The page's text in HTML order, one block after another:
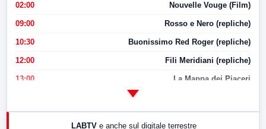
02:00 Nouvelle Vouge (Film)
09:00 Rosso e Nero (repliche)
10:30 Buonissimo Red Roger (repliche)
12:00 Fili Meridiani (repliche)
13:00 La Mappa dei Piaceri
17:00 LabNews (replica)
LABTV e anche sul digitale terrestre